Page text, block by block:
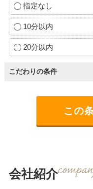
指定なし
10分以内
20分以内
こだわりの条件
会社紹介